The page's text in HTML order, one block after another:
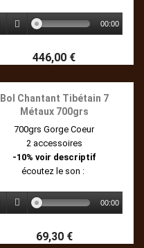
00:00
446,00 €
Bol Chantant Tibétain 7
Métaux 700grs
700grs Gorge Coeur
2 accessoires
-10% voir descriptif
écoutez le son :
00:00
69,30 €